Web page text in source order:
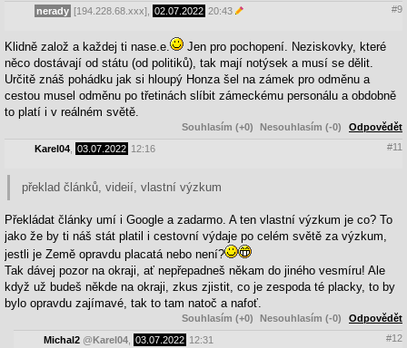
nerady [194.228.68.xxx], 02.07.2022 20:43 #9
Klidně založ a každej ti nase.e.
Jen pro pochopení. Neziskovky, které
něco dostávají od státu (od politiků), tak mají notýsek a musí se dělit.
Určitě znáš pohádku jak si hloupý Honza šel na zámek pro odměnu a
cestou musel odměnu po třetinách slíbit zámeckému personálu a obdobně
to platí i v reálném světě.
Souhlasím (+0) Nesouhlasím (-0) Odpovědět
Karel04 03.07.2022 12:16 #11
překlad článků, videií, vlastní výzkum
Překládat články umí i Google a zadarmo. A ten vlastní výzkum je co? To
jako že by ti náš stát platil i cestovní výdaje po celém světě za výzkum,
jestli je Země opravdu placatá nebo není?
Tak dávej pozor na okraji, ať nepřepadneš někam do jiného vesmíru! Ale
když už budeš někde na okraji, zkus zjistit, co je zespoda té placky, to by
bylo opravdu zajímavé, tak to tam natoč a nafoť.
Souhlasím (+0) Nesouhlasím (-0) Odpovědět
Michal2 @Karel04 03.07.2022 12:31 #12